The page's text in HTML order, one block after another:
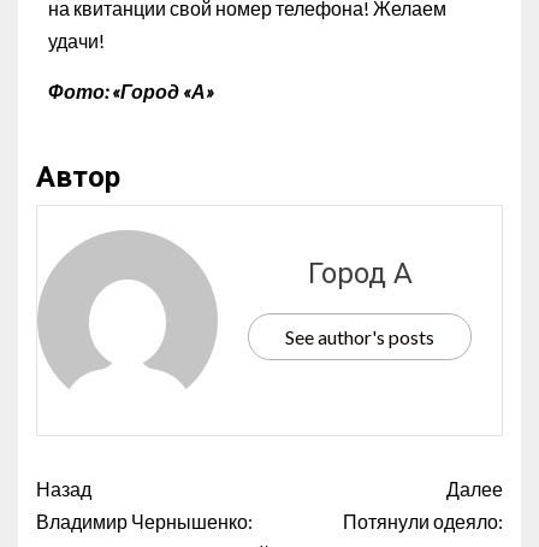
на квитанции свой номер телефона! Желаем
удачи!
Фото: «Город «А»
Автор
Город А
See author's posts
Назад
Владимир Чернышенко:
Далее
Потянули одеяло: